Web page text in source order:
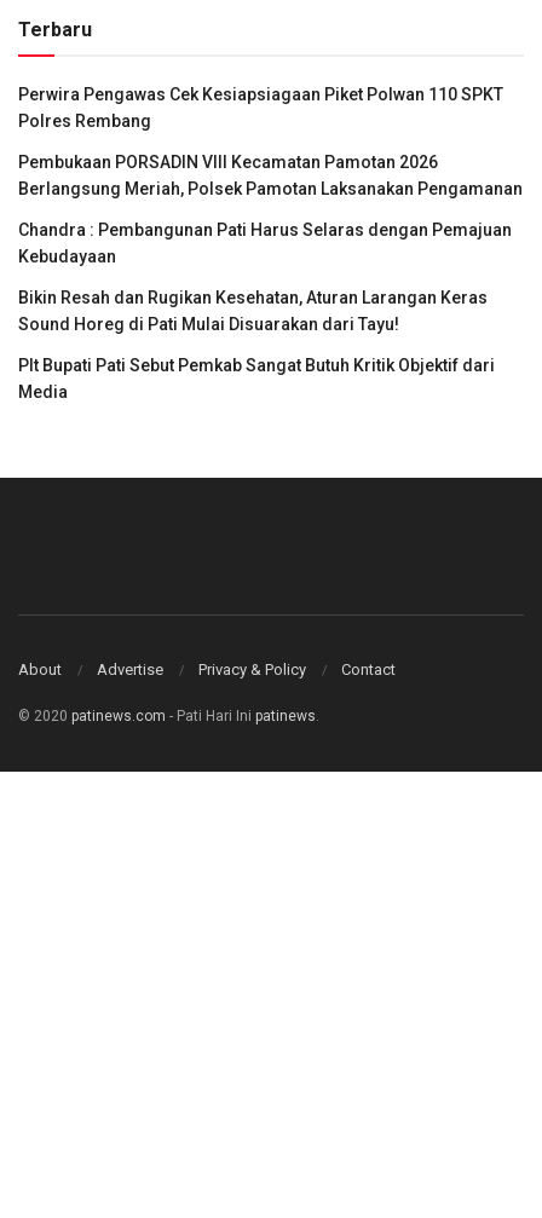
Terbaru
Perwira Pengawas Cek Kesiapsiagaan Piket Polwan 110 SPKT
Polres Rembang
Pembukaan PORSADIN VIII Kecamatan Pamotan 2026
Berlangsung Meriah, Polsek Pamotan Laksanakan Pengamanan
Chandra : Pembangunan Pati Harus Selaras dengan Pemajuan
Kebudayaan
Bikin Resah dan Rugikan Kesehatan, Aturan Larangan Keras
Sound Horeg di Pati Mulai Disuarakan dari Tayu!
Plt Bupati Pati Sebut Pemkab Sangat Butuh Kritik Objektif dari
Media
About Advertise Privacy & Policy Contact
© 2020 patinews.com - Pati Hari Ini patinews.